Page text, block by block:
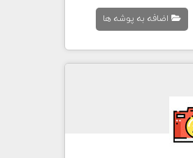
اضافه به پوشه ها